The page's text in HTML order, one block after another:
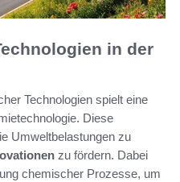
in der
Technologien spielt eine
Diese
Umweltbelastungen zu
zu fördern. Dabei
chemischer Prozesse, um